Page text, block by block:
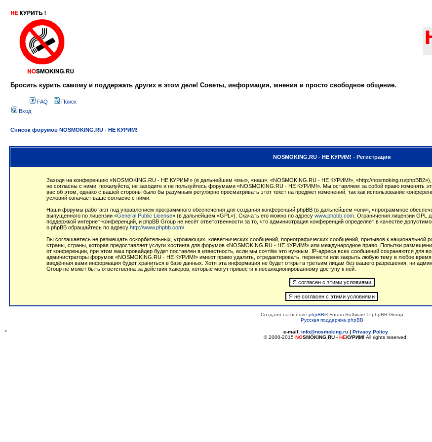
Бросить курить самому и поддержать других в этом деле! Советы, информация, мнения и просто свободное общение.
FAQ
Поиск
Вход
Список форумов NOSMOKING.RU - НЕ КУРИМ!
NOSMOKING.RU - НЕ КУРИМ! - Регистрация
Заходя на конференцию «NOSMOKING.RU - НЕ КУРИМ!» (в дальнейшем «мы», «наш», «NOSMOKING.RU - НЕ КУРИМ!», «http://nosmoking.ru/
не согласны с ними, пожалуйста, не заходите и не пользуйтесь форумами «NOSMOKING.RU - НЕ КУРИМ!». Мы оставляем за собой право изменять
вас об этом, однако с вашей стороны было бы разумным регулярно просматривать этот текст на предмет изменений, так как использование
условий означает ваше согласие с ними.
Наши форумы работают под управлением программного обеспечения для создания конференций phpBB (в дальнейшем «они», «программное
выпущенного по лицензии «General Public License» (в дальнейшем «GPL»). Скачать его можно по адресу www.phpbb.com . Ограничения лицензии GPL
поддержкой интернет-конференций, и phpBB Group не несёт ответственности за то, что администрация конференций определяет в качестве
о phpBB обращайтесь по адресу http://www.phpbb.com/
Вы соглашаетесь не размещать оскорбительных, угрожающих, клеветнических сообщений, порнографических сообщений, призывов к национальной
страны, страны, которая предоставляет услуги хостинга для форумов «NOSMOKING.RU - НЕ КУРИМ!» или международное право. Попытки
от конференции, при этом ваш провайдер будет поставлен в известность, если мы сочтём это нужным. IP-адреса всех сообщений сохраняются для
администраторы форумов «NOSMOKING.RU - НЕ КУРИМ!» имеют право удалить, отредактировать, перенести или закрыть любую тему в любое
введённая вами информация будет храниться в базе данных. Хотя эта информация не будет открыта третьим лицам без вашего разрешения, ни
Group не может быть ответственна за действия хакеров, которые могут привести к несанкционированному доступу к ней.
Создано на основе phpBB® Forum Software © phpBB Group
Русская поддержка phpBB
* e-mail: info@nosmoking.ru | Privacy Policy
© 2000-2015 NOSMOKING.RU - НЕКУРИМ! All rights reserved.